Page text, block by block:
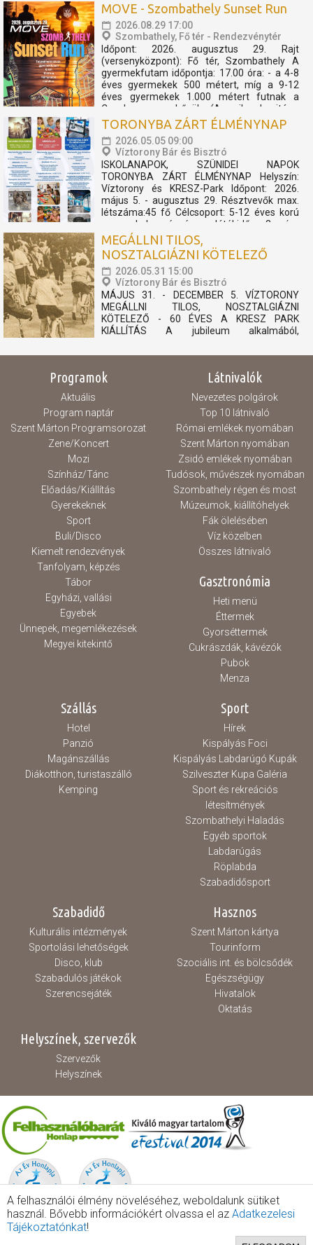
koncertshow született. Zenekar és TBG a
megtapasztalt sikerek mentén úgy
döntöttek, hogy az előadást folytatólagosan
2026-ban is bemutatóra tűzik. A...
MOVE - Szombathely Sunset Run
2026.08.29 17:00
Szombathely, Fő tér - Rendezvénytér
Időpont: 2026. augusztus 29. Rajt
(versenyközpont): Fő tér, Szombathely A
gyermekfutam időpontja: 17.00 óra: - a 4-8
éves gyermekek 500 métert, míg a 9-12
éves gyermekek 1.000 métert futnak a
Cosplay szuperhősök (Amerika kapitány,
Thor, Pókember, Venom) műsorát, és a velük
való közös bemelegítést követően....
TORONYBA ZÁRT ÉLMÉNYNAP
2026.05.05 09:00
Víztorony Bár és Bisztró
ISKOLANAPOK, SZÜNIDEI NAPOK
TORONYBA ZÁRT ÉLMÉNYNAP Helyszín:
Víztorony és KRESZ-Park Időpont: 2026.
május 5. - augusztus 29. Résztvevők max.
létszáma:45 fő Célcsoport: 5-12 éves korú
gyermekek részére Játékidő: 2 óra
Programelemek: Toronylátogatás és KRESZ
Park A program keretében a csoportok
részére...
MEGÁLLNI TILOS,
NOSZTALGIÁZNI KÖTELEZŐ
2026.05.31 15:00
Víztorony Bár és Bisztró
MÁJUS 31. - DECEMBER 5. VÍZTORONY
MEGÁLLNI TILOS, NOSZTALGIÁZNI
KÖTELEZŐ - 60 ÉVES A KRESZ PARK
KIÁLLÍTÁS A jubileum alkalmából,
relikviákból nyílik kiállítás, mely megidézi a 60
meg kapuit városunk egyik ikonikus kedvelt...
Programok
Aktuális
Program naptár
Szent Márton Programsorozat
Zene/Koncert
Mozi
Színház/Tánc
Előadás/Kiállítás
Gyerekeknek
Sport
Buli/Disco
Kiemelt rendezvények
Tanfolyam, képzés
Tábor
Egyházi, vallási
Egyebek
Ünnepek, megemlékezések
Megyei kitekintő
Látnivalók
Nevezetes polgárok
Top 10 látnivaló
Római emlékek nyomában
Szent Márton nyomában
Zsidó emlékek nyomában
Tudósok, művészek nyomában
Szombathely régen és most
Múzeumok, kiállítóhelyek
Fák ölelésében
Víz közelben
Összes látnivaló
Gasztronómia
Heti menü
Éttermek
Gyorséttermek
Cukrászdák, kávézók
Pubok
Menza
Szállás
Hotel
Panzió
Magánszállás
Diákotthon, turistaszálló
Kemping
Sport
Hírek
Kispályás Foci
Kispályás Labdarúgó Kupák
Szilveszter Kupa Galéria
Sport és rekreációs
létesítmények
Szombathelyi Haladás
Egyéb sportok
Labdarúgás
Röplabda
Szabadidősport
Szabadidő
Kulturális intézmények
Sportolási lehetőségek
Disco, klub
Szabadulós játékok
Szerencsejáték
Hasznos
Szent Márton kártya
Tourinform
Szociális int. és bölcsődék
Egészségügy
Hivatalok
Oktatás
Helyszínek, szervezők
Szervezők
Helyszínek
A felhasználói élmény növeléséhez, weboldalunk sütiket
használ. Bővebb információkért olvassa el az Adatkezelesi
Tájékoztatónkat!